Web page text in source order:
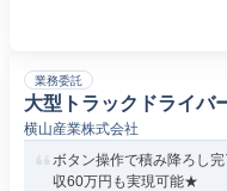
業務委託
大型トラックドライバ
横山産業株式会社
ボタン操作で積み降ろし
収60万円も実現可能★